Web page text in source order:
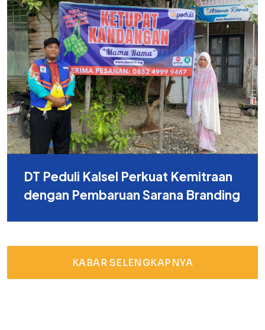
DT Peduli Kalsel Perkuat Kemitraan
dengan Pembaruan Sarana Branding
KABAR SELENGKAPNYA